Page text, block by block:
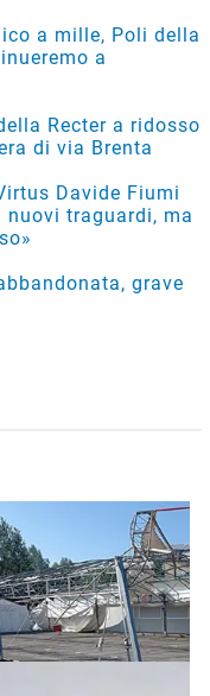
a mille, Poli della
a
Recter a ridosso
di via Brenta
Davide Fiumi
nuovi traguardi, ma
grave